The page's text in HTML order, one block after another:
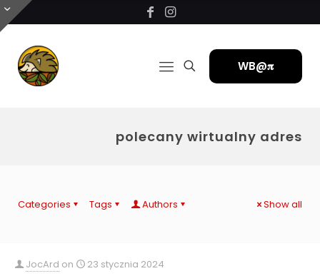
WB@𝛑
polecany wirtualny adres
Categories Tags Authors Show all
JocArd on 23 stycznia 2024